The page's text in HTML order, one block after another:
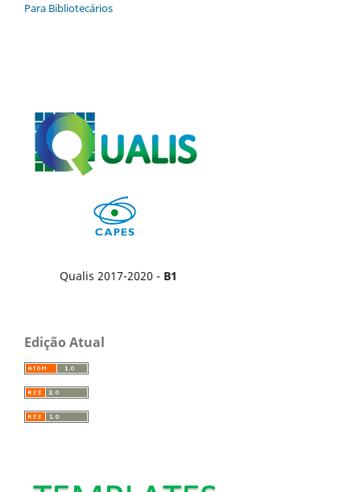
Para Bibliotecários
Qualis 2017-2020 - B1
Edição Atual